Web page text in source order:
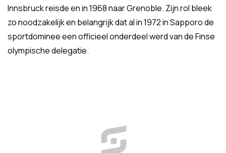
Innsbruck reisde en in 1968 naar Grenoble. Zijn rol bleek
zo noodzakelijk en belangrijk dat al in 1972 in Sapporo de
sportdominee een officieel onderdeel werd van de Finse
olympische delegatie.